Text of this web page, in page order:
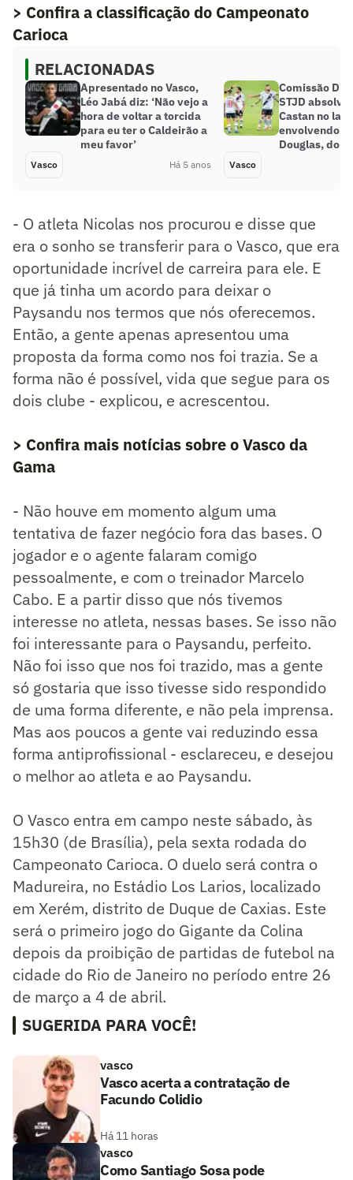
> Confira a classificação do Campeonato
Carioca
RELACIONADAS
Apresentado no Vasco,
Léo Jabá diz: ‘Não vejo a
hora de voltar a torcida
para eu ter o Caldeirão a
meu favor’
Vasco Há 5 anos
Comissão
STJD absolve
Castan no
envolvendo o
Douglas, do
Vasco
- O atleta Nicolas nos procurou e disse que
era o sonho se transferir para o Vasco, que era
oportunidade incrível de carreira para ele. E
que já tinha um acordo para deixar o
Paysandu nos termos que nós oferecemos.
Então, a gente apenas apresentou uma
proposta da forma como nos foi trazia. Se a
forma não é possível, vida que segue para os
dois clube - explicou, e acrescentou.
> Confira mais notícias sobre o Vasco da
Gama
- Não houve em momento algum uma
tentativa de fazer negócio fora das bases. O
jogador e o agente falaram comigo
pessoalmente, e com o treinador Marcelo
Cabo. E a partir disso que nós tivemos
interesse no atleta, nessas bases. Se isso não
foi interessante para o Paysandu, perfeito.
Não foi isso que nos foi trazido, mas a gente
só gostaria que isso tivesse sido respondido
de uma forma diferente, e não pela imprensa.
Mas aos poucos a gente vai reduzindo essa
forma antiprofissional - esclareceu, e desejou
o melhor ao atleta e ao Paysandu.
O Vasco entra em campo neste sábado, às
15h30 (de Brasília), pela sexta rodada do
Campeonato Carioca. O duelo será contra o
Madureira, no Estádio Los Larios, localizado
em Xerém, distrito de Duque de Caxias. Este
será o primeiro jogo do Gigante da Colina
depois da proibição de partidas de futebol na
cidade do Rio de Janeiro no período entre 26
de março a 4 de abril.
SUGERIDA PARA VOCÊ!
vasco
Vasco acerta a contratação de
Facundo Colidio
Há 11 horas
vasco
Como Santiago Sosa pode